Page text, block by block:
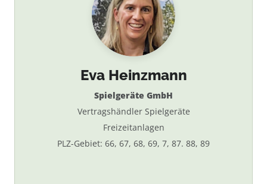
Eva Heinzmann
Spielgeräte GmbH
Vertragshändler Spielgeräte
Freizeitanlagen
PLZ-Gebiet: 66, 67, 68, 69, 7, 87. 88, 89